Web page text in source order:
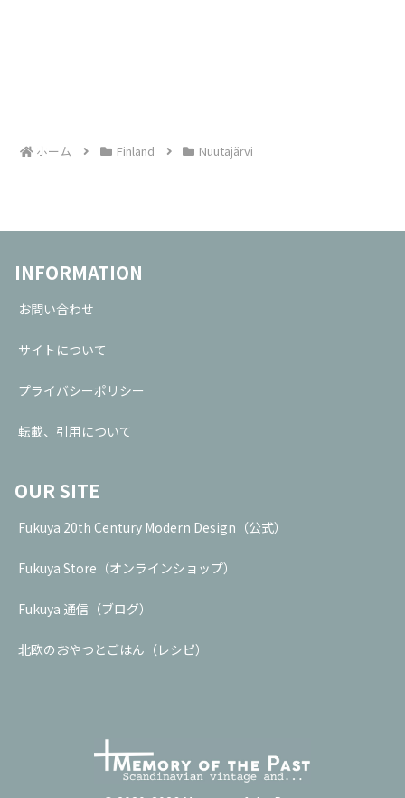
ホーム Finland Nuutajärvi
INFORMATION
お問い合わせ
サイトについて
プライバシーポリシー
転載、引用について
OUR SITE
Fukuya 20th Century Modern Design（公式）
Fukuya Store（オンラインショップ）
Fukuya 通信（ブログ）
北欧のおやつとごはん（レシピ）